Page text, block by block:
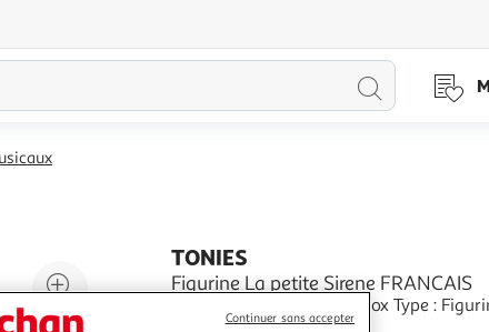
Lancer
Agrandir
l'illustration
TONIES
Figurine La petite Sirene FRANCAIS
Compatible avec : Toniesbox Type :
Continuer sans accepter